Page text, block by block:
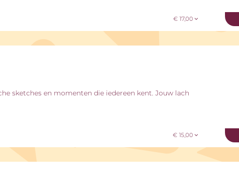
€ 17,00
sketches en momenten die iedereen kent. Jouw lach
€ 15,00